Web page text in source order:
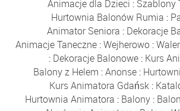
Animacje dla Dzieci : Szablony
Hurtownia Balonów Rumia :
Animator Seniora : Dekoracje
Animacje Taneczne :Wejherowo :
: Dekoracje Balonowe : Kurs
Balony z Helem :Anonse :
Kurs Animatora Gdańsk :
Hurtownia Animatora : Balony: